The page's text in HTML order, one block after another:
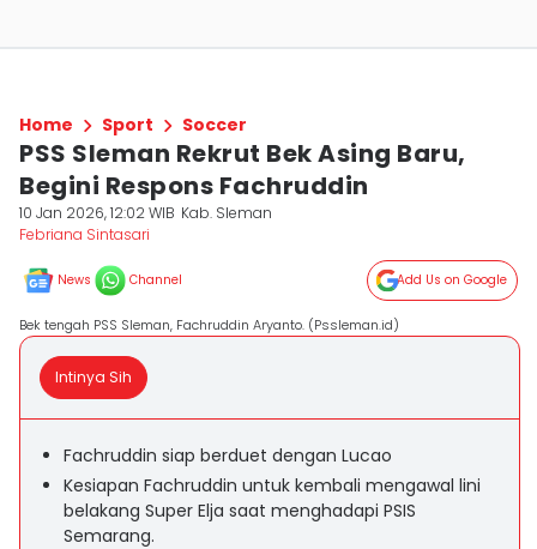
Home Sport Soccer
PSS Sleman Rekrut Bek Asing Baru,
Begini Respons Fachruddin
10 Jan 2026, 12:02 WIB Kab. Sleman
Febriana Sintasari
News Channel Add Us on Google
Bek tengah PSS Sleman, Fachruddin Aryanto. (Pssleman.id)
Intinya Sih
Fachruddin siap berduet dengan Lucao
Kesiapan Fachruddin untuk kembali mengawal lini
belakang Super Elja saat menghadapi PSIS
Semarang.